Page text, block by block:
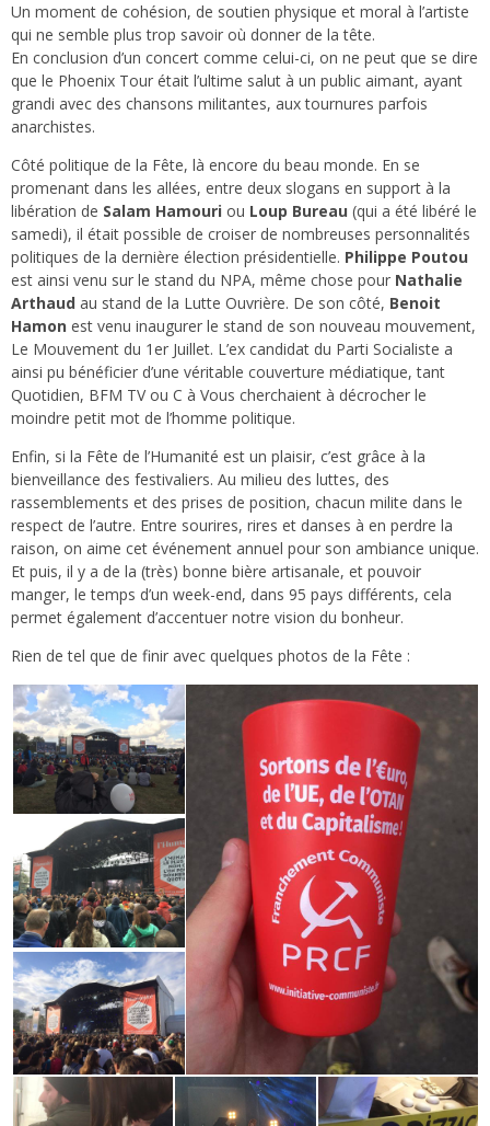
Un moment de cohésion, de soutien physique et moral à l’artiste
qui ne semble plus trop savoir où donner de la tête.
En conclusion d’un concert comme celui-ci, on ne peut que se dire
que le Phoenix Tour était l’ultime salut à un public aimant, ayant
grandi avec des chansons militantes, aux tournures parfois
anarchistes.
Côté politique de la Fête, là encore du beau monde. En se
promenant dans les allées, entre deux slogans en support à la
libération de Salam Hamouri ou Loup Bureau (qui a été libéré le
samedi), il était possible de croiser de nombreuses personnalités
politiques de la dernière élection présidentielle. Philippe Poutou
est ainsi venu sur le stand du NPA, même chose pour Nathalie
Arthaud au stand de la Lutte Ouvrière. De son côté, Benoit
Hamon est venu inaugurer le stand de son nouveau mouvement,
Le Mouvement du 1er Juillet. L’ex candidat du Parti Socialiste a
ainsi pu bénéficier d’une véritable couverture médiatique, tant
Quotidien, BFM TV ou C à Vous cherchaient à décrocher le
moindre petit mot de l’homme politique.
Enfin, si la Fête de l’Humanité est un plaisir, c’est grâce à la
bienveillance des festivaliers. Au milieu des luttes, des
rassemblements et des prises de position, chacun milite dans le
respect de l’autre. Entre sourires, rires et danses à en perdre la
raison, on aime cet événement annuel pour son ambiance unique.
Et puis, il y a de la (très) bonne bière artisanale, et pouvoir
manger, le temps d’un week-end, dans 95 pays différents, cela
permet également d’accentuer notre vision du bonheur.
Rien de tel que de finir avec quelques photos de la Fête :